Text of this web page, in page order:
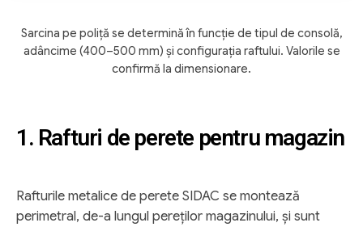
Sarcina pe poliță se determină în funcție de tipul de consolă,
adâncime (400–500 mm) și configurația raftului. Valorile se
confirmă la dimensionare.
1. Rafturi de perete pentru magazin
Rafturile metalice de perete SIDAC se montează
perimetral, de-a lungul pereților magazinului, și sunt